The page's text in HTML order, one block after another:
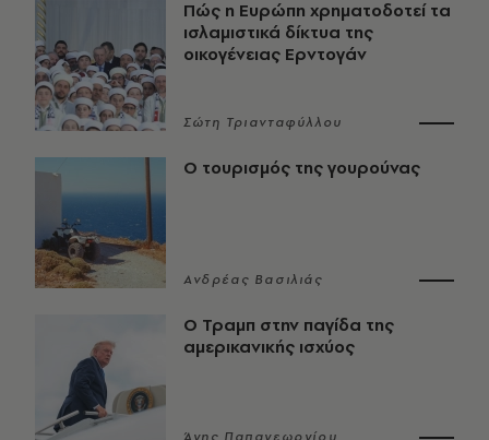
Πώς η Ευρώπη χρηματοδοτεί τα
ισλαμιστικά δίκτυα της
οικογένειας Ερντογάν
Σώτη Τριανταφύλλου
Ο τουρισμός της γουρούνας
Ανδρέας Βασιλιάς
Ο Τραμπ στην παγίδα της
αμερικανικής ισχύος